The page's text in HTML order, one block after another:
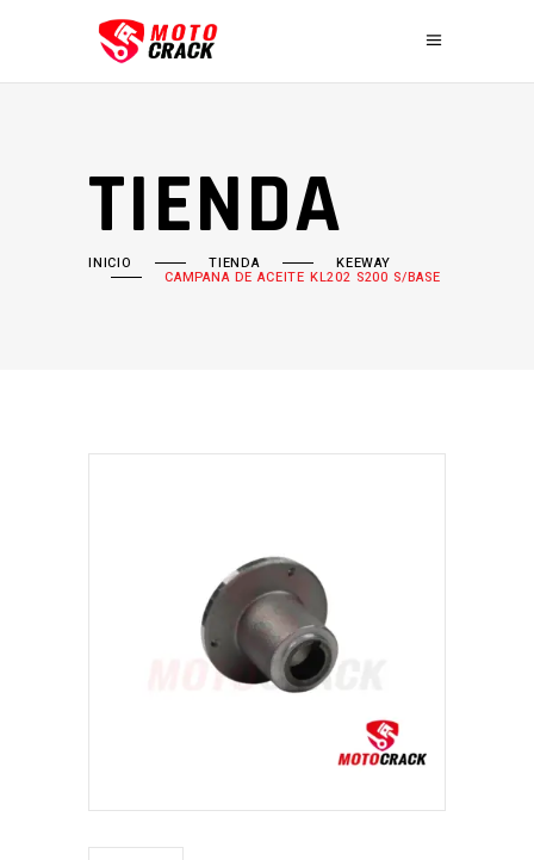
TIENDA
INICIO TIENDA KEEWAY
CAMPANA DE ACEITE KL202 S200 S/BASE